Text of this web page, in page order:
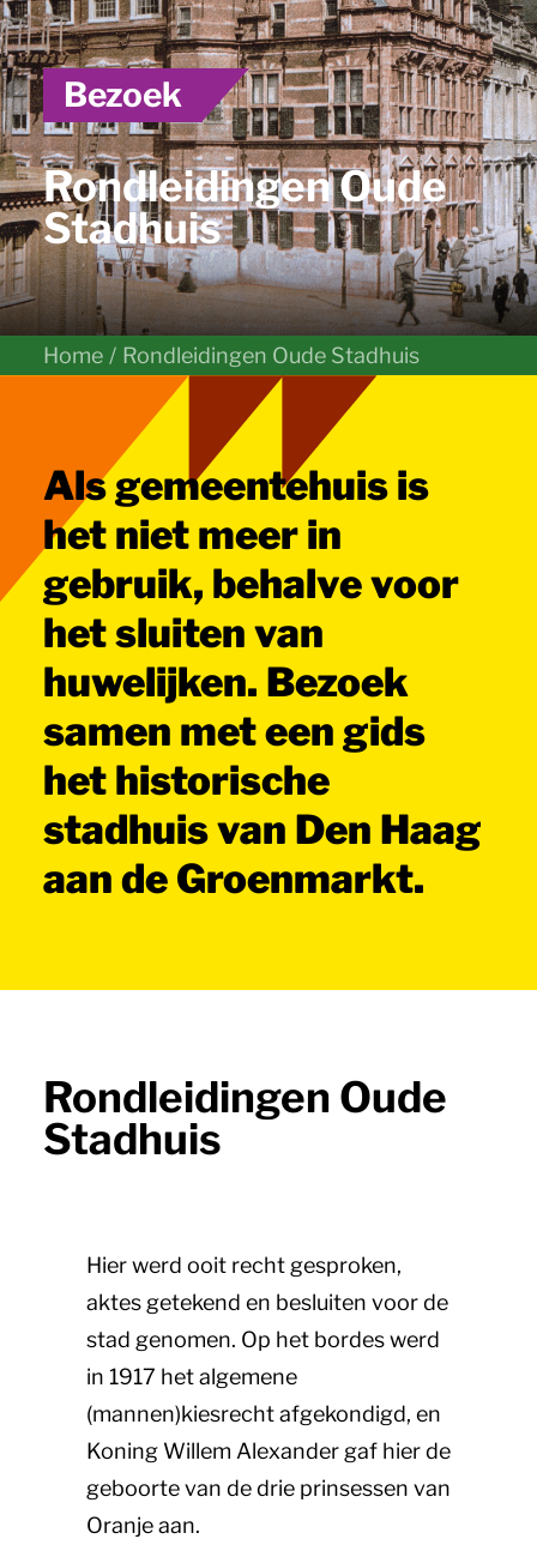
Bezoek
Rondleidingen Oude
Stadhuis
Home Rondleidingen Oude Stadhuis
Als gemeentehuis is
het niet meer in
gebruik, behalve voor
het sluiten van
huwelijken. Bezoek
samen met een gids
het historische
stadhuis van Den Haag
aan de Groenmarkt.
Rondleidingen Oude
Stadhuis
Hier werd ooit recht gesproken,
aktes getekend en besluiten voor de
stad genomen. Op het bordes werd
in 1917 het algemene
(mannen)kiesrecht afgekondigd, en
Koning Willem Alexander gaf hier de
geboorte van de drie prinsessen van
Oranje aan.